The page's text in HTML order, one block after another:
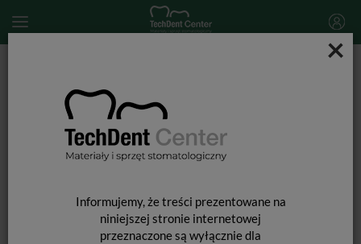
×
Informujemy, że treści prezentowane na
niniejszej stronie internetowej
przeznaczone są wyłącznie dla